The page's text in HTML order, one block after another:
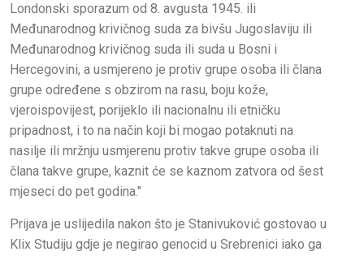
Londonski sporazum od 8. avgusta 1945. ili
Međunarodnog krivičnog suda za bivšu Jugoslaviju ili
Međunarodnog krivičnog suda ili suda u Bosni i
Hercegovini, a usmjereno je protiv grupe osoba ili člana
grupe određene s obzirom na rasu, boju kože,
vjeroispovijest, porijeklo ili nacionalnu ili etničku
pripadnost, i to na način koji bi mogao potaknuti na
nasilje ili mržnju usmjerenu protiv takve grupe osoba ili
člana takve grupe, kaznit će se kaznom zatvora od šest
mjeseci do pet godina."
Prijava je uslijedila nakon što je Stanivuković gostovao u
Klix Studiju gdje je negirao genocid u Srebrenici iako ga